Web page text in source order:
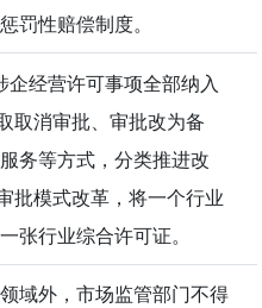
罚性赔偿制度。
企经营许可事项全部纳入
取消审批、审批改为备
务等方式，分类推进改
批模式改革，将一个行业
张行业综合许可证。
域外，市场监管部门不得